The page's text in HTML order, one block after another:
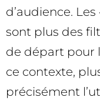
d’audience.
sont plus des
de départ pour
ce contexte,
précisément